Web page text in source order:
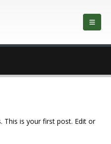
This is your first post. Edit or